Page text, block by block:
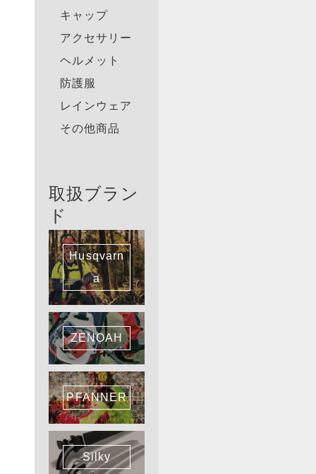
キャップ
アクセサリー
ヘルメット
防護服
レインウェア
その他商品
取扱ブラン
ド
Husqvarn
a
ZENOAH
PFANNER
Silky